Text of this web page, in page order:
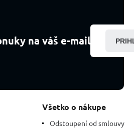
na váš e-mail
Všetko o nákupe
Odstoupení od smlouvy